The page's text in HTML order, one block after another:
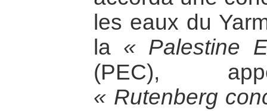
les eaux du
la « Palestine
(PEC),
« Rutenberg